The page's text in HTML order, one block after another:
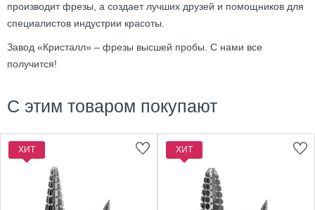
производит фрезы, а создает лучших друзей и помощников для
специалистов индустрии красоты.
Завод «Кристалл» – фрезы высшей пробы. С нами все
получится!
С этим товаром покупают
ХИТ ХИТ